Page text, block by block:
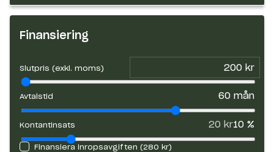
Finansiering
Slutpris (exkl. moms)
Avtalstid 60 mån
Kontantinsats 20 kr10 %
Finansiera inropsavgiften (280 kr)